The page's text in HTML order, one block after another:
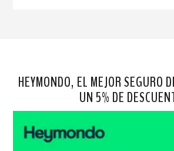
HEYMONDO, EL MEJOR SEGURO
UN 5% DE